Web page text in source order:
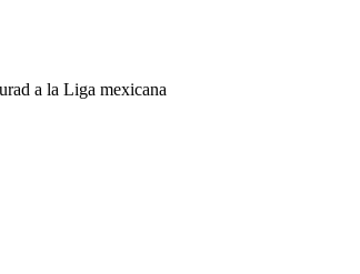
a la Liga mexicana